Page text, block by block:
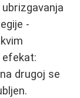
-
drugoj se